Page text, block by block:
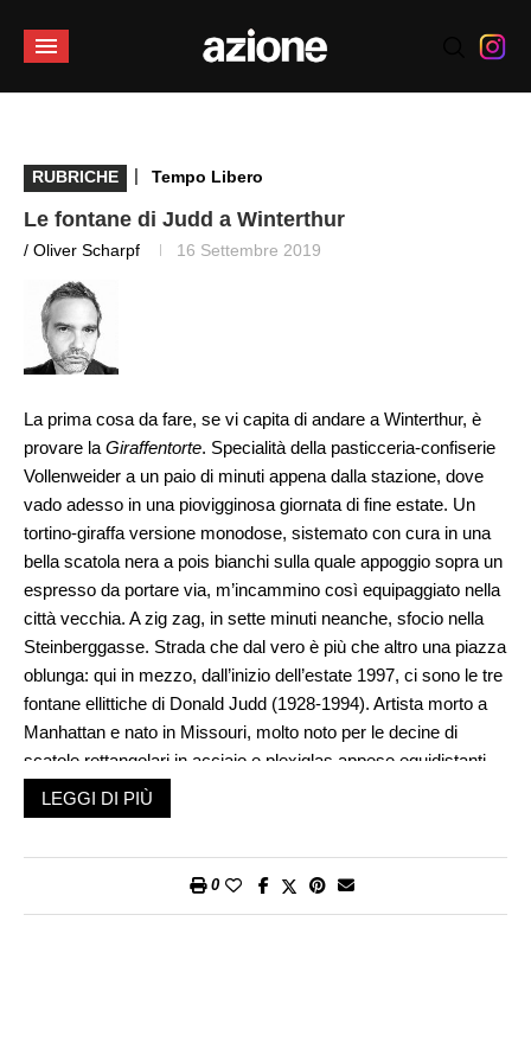
RUBRICHE | Tempo Libero
Le fontane di Judd a Winterthur
/ Oliver Scharpf 16 Settembre 2019
La prima cosa da fare, se vi capita di andare a Winterthur, è
provare la Giraffentorte. Specialità della pasticceria-confiserie
Vollenweider a un paio di minuti appena dalla stazione, dove
vado adesso in una piovigginosa giornata di fine estate. Un
tortino-giraffa versione monodose, sistemato con cura in una
bella scatola nera a pois bianchi sulla quale appoggio sopra un
espresso da portare via, m’incammino così equipaggiato nella
città vecchia. A zig zag, in sette minuti neanche, sfocio nella
Steinberggasse. Strada che dal vero è più che altro una piazza
oblunga: qui in mezzo, dall’inizio dell’estate 1997, ci sono le tre
fontane ellittiche di Donald Judd (1928-1994). Artista morto a
Manhattan e nato in Missouri, molto noto per le decine di
scatole rettangolari in acciaio e plexiglas appese equidistanti,
incolonnate, al muro.
Un morso, sulla panchina all’altezza della prima delle fontane
inosservata, rivela perché quel curioso nome da safari.
LEGGI DI PIÙ
0